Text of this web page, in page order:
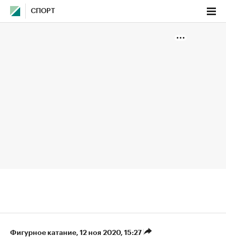
СПОРТ
Фигурное катание⁠, 12 ноя 2020, 15:27